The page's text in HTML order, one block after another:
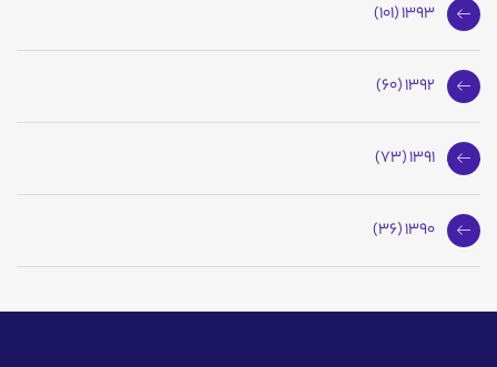
1393 (101)
1392 (60)
1391 (73)
1390 (36)